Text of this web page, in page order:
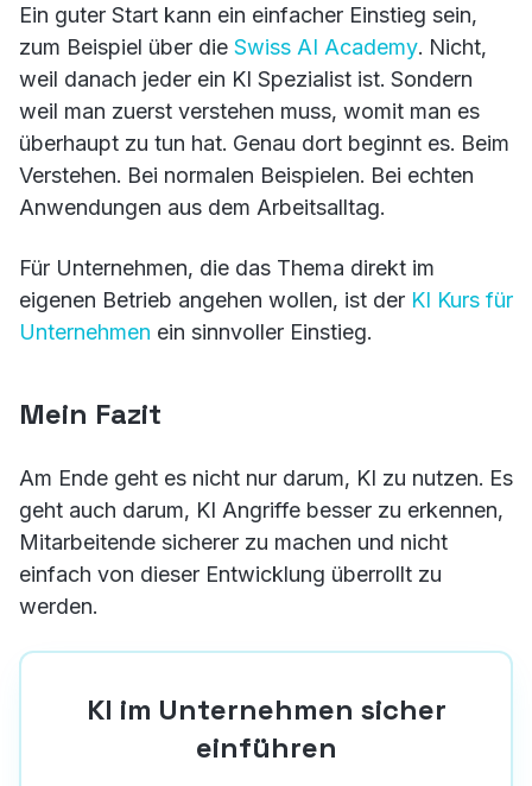
Ein guter Start kann ein einfacher Einstieg sein,
zum Beispiel über die Swiss AI Academy. Nicht,
weil danach jeder ein KI Spezialist ist. Sondern
weil man zuerst verstehen muss, womit man es
überhaupt zu tun hat. Genau dort beginnt es. Beim
Verstehen. Bei normalen Beispielen. Bei echten
Anwendungen aus dem Arbeitsalltag.
Für Unternehmen, die das Thema direkt im
eigenen Betrieb angehen wollen, ist der KI Kurs für
Unternehmen ein sinnvoller Einstieg.
Mein Fazit
Am Ende geht es nicht nur darum, KI zu nutzen. Es
geht auch darum, KI Angriffe besser zu erkennen,
Mitarbeitende sicherer zu machen und nicht
einfach von dieser Entwicklung überrollt zu
werden.
KI im Unternehmen sicher
einführen